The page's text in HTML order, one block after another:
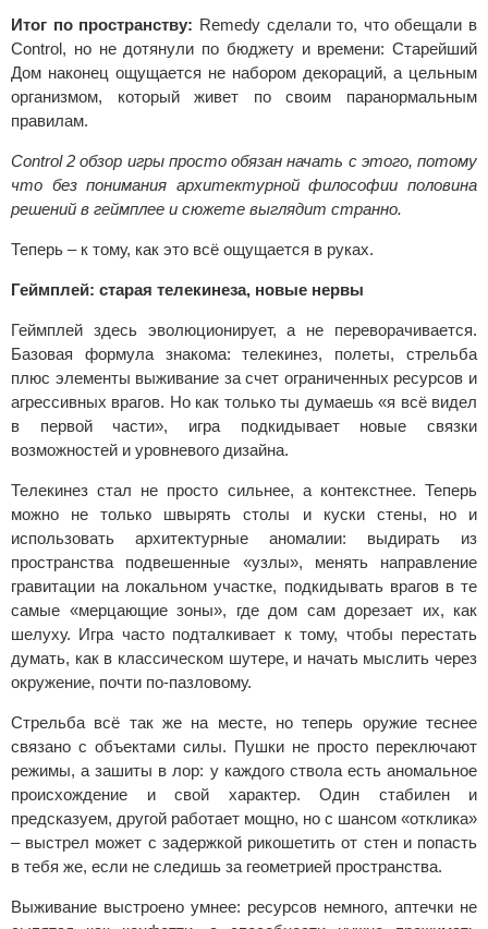
Итог по пространству: Remedy сделали то, что обещали в
Control, но не дотянули по бюджету и времени: Старейший
Дом наконец ощущается не набором декораций, а цельным
организмом, который живет по своим паранормальным
правилам.
Control 2 обзор игры просто обязан начать с этого, потому
что без понимания архитектурной философии половина
решений в геймплее и сюжете выглядит странно.
Теперь – к тому, как это всё ощущается в руках.
Геймплей: старая телекинеза, новые нервы
Геймплей здесь эволюционирует, а не переворачивается.
Базовая формула знакома: телекинез, полеты, стрельба
плюс элементы выживание за счет ограниченных ресурсов и
агрессивных врагов. Но как только ты думаешь «я всё видел
в первой части», игра подкидывает новые связки
возможностей и уровневого дизайна.
Телекинез стал не просто сильнее, а контекстнее. Теперь
можно не только швырять столы и куски стены, но и
использовать архитектурные аномалии: выдирать из
пространства подвешенные «узлы», менять направление
гравитации на локальном участке, подкидывать врагов в те
самые «мерцающие зоны», где дом сам дорезает их, как
шелуху. Игра часто подталкивает к тому, чтобы перестать
думать, как в классическом шутере, и начать мыслить через
окружение, почти по-пазловому.
Стрельба всё так же на месте, но теперь оружие теснее
связано с объектами силы. Пушки не просто переключают
режимы, а зашиты в лор: у каждого ствола есть аномальное
происхождение и свой характер. Один стабилен и
предсказуем, другой работает мощно, но с шансом «отклика»
– выстрел может с задержкой рикошетить от стен и попасть
в тебя же, если не следишь за геометрией пространства.
Выживание выстроено умнее: ресурсов немного, аптечки не